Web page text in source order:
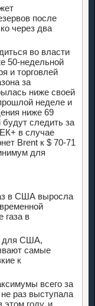
после
через два
во власти
50-недельной
и торговлей
за
ниже своей
неделе и
ниже 69
будут следить за
в случае
Brent к $ 70-71
для
в США выросла
газа в
для США,
самые
к
всего за
раз выступала
этом году, и